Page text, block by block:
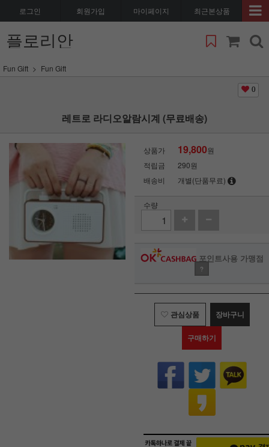
로그인 회원가입 마이페이지 최근본상품
플로리안
Fun Gift Fun Gift
0
레트로 라디오알람시계 (무료배송)
상품가 19,800원
적립금
290원
배송비
개별(단품무료)
수량
포인트사용 가맹점
?
관심상품 장바구니
구매하기